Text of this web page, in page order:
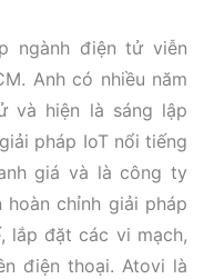
ngành điện tử viễn
Anh có nhiều năm
và hiện là sáng lập
pháp IoT nổi tiếng
giá và là công ty
chỉnh giải pháp
lắp đặt các vi mạch,
điện thoại. Atovi là